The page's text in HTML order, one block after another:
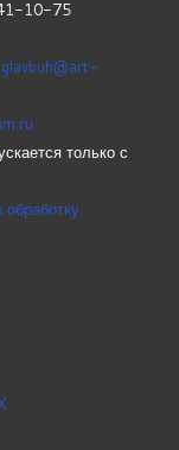
10-75
glavbuh@art-
только с
обработку